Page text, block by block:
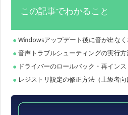
この記事でわかること
Windowsアップデート後に音が出な
音声トラブルシューティングの実行方
ドライバーのロールバック・再イン
レジストリ設定の修正方法（上級者向